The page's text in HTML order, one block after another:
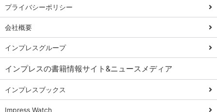
ではじめる業務
の完全自動化
AI議事録作成術
Windows 11
Q&A
Teams踏み込み
活用術
Excel講師の仕事
プライバシーポリシー
会社概要
インプレスグループ
インプレスの書籍情報サイト&ニュースメディア
インプレスブックス
Impress Watch